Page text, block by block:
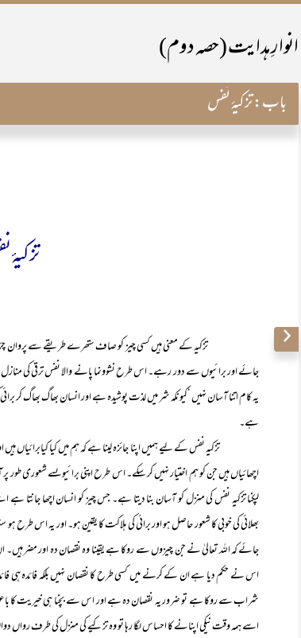
انوارِ ہدایت (حصہ دوم)
باب:تزکیۂ نفس
تزکیہ کے معنی ہیں کسی چیز کو صاف ستھرے طریقے سے پروان چڑھانا۔
جائے اور برائیوں سے دور رہے۔ اس طرح نشوونما پانے والا نفس ترقی کی
یہ کام اتنا آسان نہیں ‘کیونکہ شر میں لذت پوشیدہ ہے اور انسان بھاگ بھاگ کر
ہے۔
تزکیہ نفس کے لیے ہمیں اپنا جائزہ لینا ہے کہ ہم میں کیا کیابرائیاں
اچھائیاں ہیں جن کو ہم اختیار نہیں کر سکے۔ اس طرح اپنی برائیوںسے شعوری
لپکنا تزکیہ نفس کی منزل کو آسان بنا دیتا ہے۔ جس چیز کو انسان اچھا جانتا
بھلائی کی خوبی کا شعور حاصل ہو اور برائی کی ہلاکت کا یقین ہو۔ اور یہ اس
جائے کہ اللہ تعالیٰ نے جن چیزوں سے روکا ہے یقینا وہ نقصان دہ اور مضر
اس نے حکم دیا ہے ان کے کرنے میں کسی طرح کا نقصان نہیں بلکہ فائدہ ہی
شراب سے روکا ہے تو ضرور یہ نقصان دہ ہے اور اس سے بچنا ہی خیریت کا
اسے ہمہ وقت نیکی اپنانے کا احساس لگا رہا تو وہ تزکیے کی منزل کی طرف رواں